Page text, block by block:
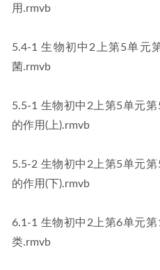
用.rmvb
5.4-1 生物初中2上第5单元
菌.rmvb
5.5-1 生物初中2上第5单元
的作用(上).rmvb
5.5-2 生物初中2上第5单元
的作用(下).rmvb
6.1-1 生物初中2上第6单元
类.rmvb